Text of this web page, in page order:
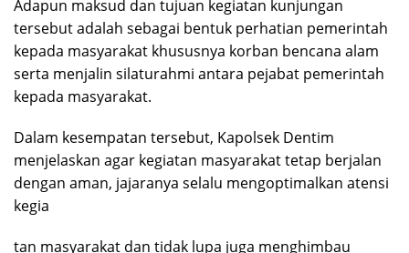
Adapun maksud dan tujuan kegiatan kunjungan
tersebut adalah sebagai bentuk perhatian pemerintah
kepada masyarakat khususnya korban bencana alam
serta menjalin silaturahmi antara pejabat pemerintah
kepada masyarakat.
Dalam kesempatan tersebut, Kapolsek Dentim
menjelaskan agar kegiatan masyarakat tetap berjalan
dengan aman, jajaranya selalu mengoptimalkan atensi
kegia
tan masyarakat dan tidak lupa juga menghimbau